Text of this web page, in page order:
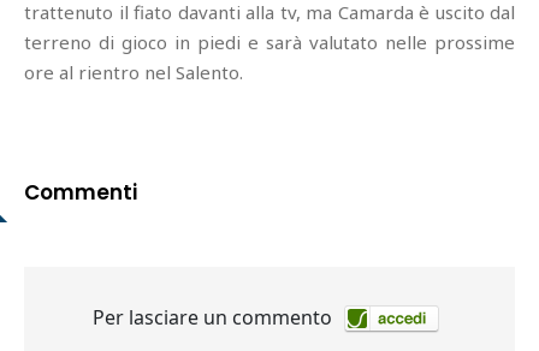
trattenuto il fiato davanti alla tv, ma Camarda è uscito dal
terreno di gioco in piedi e sarà valutato nelle prossime
ore al rientro nel Salento.
Commenti